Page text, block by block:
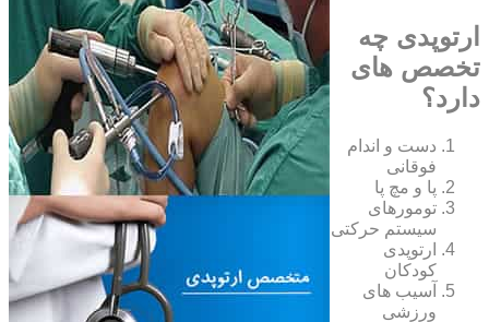
ارتوپدی چه
تخصص های
دارد؟
دست و اندام
فوقانی
پا و مچ پا
تومورهای
سیستم حرکتی
ارتوپدی
کودکان
آسیب های
ورزشی